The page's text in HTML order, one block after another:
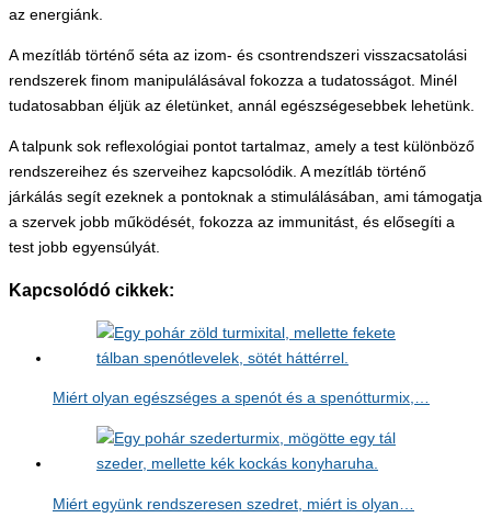
az energiánk.
A mezítláb történő séta az izom- és csontrendszeri visszacsatolási
rendszerek finom manipulálásával fokozza a tudatosságot. Minél
tudatosabban éljük az életünket, annál egészségesebbek lehetünk.
A talpunk sok reflexológiai pontot tartalmaz, amely a test különböző
rendszereihez és szerveihez kapcsolódik. A mezítláb történő
járkálás segít ezeknek a pontoknak a stimulálásában, ami támogatja
a szervek jobb működését, fokozza az immunitást, és elősegíti a
test jobb egyensúlyát.
Kapcsolódó cikkek:
Miért olyan egészséges a spenót és a spenótturmix,…
Miért együnk rendszeresen szedret, miért is olyan…